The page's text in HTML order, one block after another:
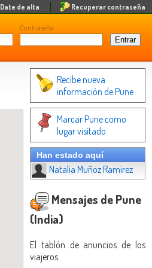
Contraseña
Date de alta Recuperar contraseña
Recibe nueva
información de Pune
Marcar Pune como
lugar visitado
Han estado aquí
Natalia Muñoz Ramirez
Mensajes de Pune
(India)
El tablón de anuncios de los
viajeros.